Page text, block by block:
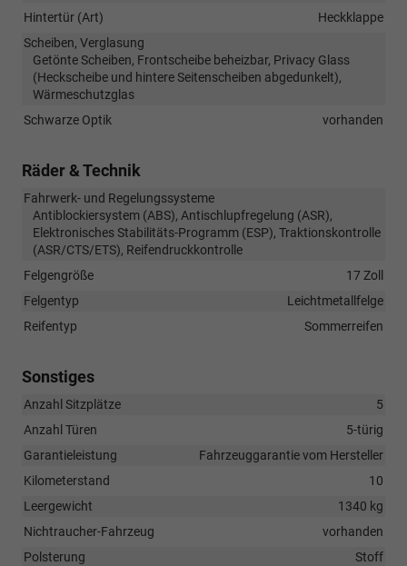
Hintertür (Art)
Heckklappe
Scheiben, Verglasung
Getönte Scheiben, Frontscheibe beheizbar, Privacy Glass
(Heckscheibe und hintere Seitenscheiben abgedunkelt),
Wärmeschutzglas
Schwarze Optik
vorhanden
Räder & Technik
Fahrwerk- und Regelungssysteme
Antiblockiersystem (ABS), Antischlupfregelung (ASR),
Elektronisches Stabilitäts-Programm (ESP), Traktionskontrolle
(ASR/CTS/ETS), Reifendruckkontrolle
Felgengröße
17 Zoll
Felgentyp
Leichtmetallfelge
Reifentyp
Sommerreifen
Sonstiges
Anzahl Sitzplätze
5
Anzahl Türen
5-türig
Garantieleistung
Fahrzeuggarantie vom Hersteller
Kilometerstand
10
Leergewicht
1340 kg
Nichtraucher-Fahrzeug
vorhanden
Polsterung
Stoff